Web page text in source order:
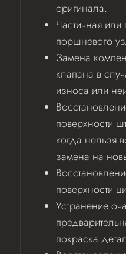
оригинала.
Частичная
поршневого
Замена
клапана в
износа или
поверхности
когда нельзя
замена на
поверхности
Устранение
покраска